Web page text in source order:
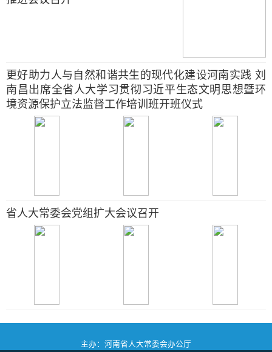
更好助力人与自然和谐共生的现代化建设河南实践 刘
南昌出席全省人大学习贯彻习近平生态文明思想暨环
境资源保护立法监督工作培训班开班仪式
省人大常委会党组扩大会议召开
主办：河南省人大常委会办公厅